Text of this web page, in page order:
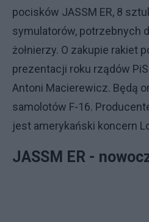
pocisków JASSM ER, 8
symulatorów, potrzebnych
żołnierzy. O zakupie rakiet
prezentacji roku rządów
Antoni Macierewicz. Będą
samolotów F-16.
jest amerykański koncern
JASSM ER -